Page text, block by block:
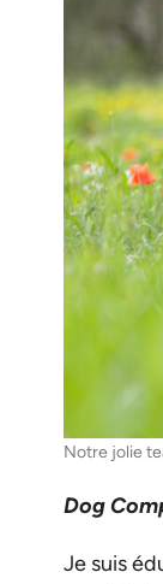
Notre jolie
Dog
Je suis